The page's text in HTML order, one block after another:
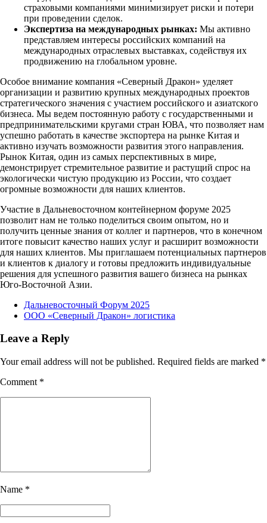
страховыми компаниями минимизирует риски и потери
при проведении сделок.
Экспертиза на международных рынках: Мы активно
представляем интересы российских компаний на
международных отраслевых выставках, содействуя их
продвижению на глобальном уровне.
Особое внимание компания «Северный Дракон» уделяет
организации и развитию крупных международных проектов
стратегического значения с участием российского и азиатского
бизнеса. Мы ведем постоянную работу с государственными и
предпринимательскими кругами стран ЮВА, что позволяет нам
успешно работать в качестве экспортера на рынке Китая и
активно изучать возможности развития этого направления.
Рынок Китая, один из самых перспективных в мире,
демонстрирует стремительное развитие и растущий спрос на
экологически чистую продукцию из России, что создает
огромные возможности для наших клиентов.
Участие в Дальневосточном контейнерном форуме 2025
позволит нам не только поделиться своим опытом, но и
получить ценные знания от коллег и партнеров, что в конечном
итоге повысит качество наших услуг и расширит возможности
для наших клиентов. Мы приглашаем потенциальных партнеров
и клиентов к диалогу и готовы предложить индивидуальные
решения для успешного развития вашего бизнеса на рынках
Юго-Восточной Азии.
Дальневосточный Форум 2025
ООО «Северный Дракон» логистика
Leave a Reply
Your email address will not be published. Required fields are marked *
Comment *
Name *